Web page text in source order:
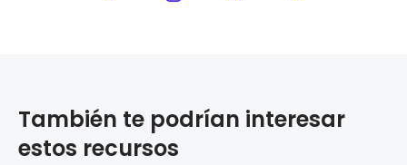
También te podrían interesar
estos recursos